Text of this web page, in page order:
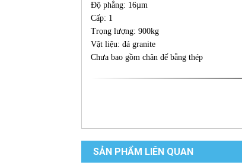
Độ phẳng: 16µm
Cấp: 1
Trọng lượng: 900kg
Vật liệu: đá granite
Chưa bao gồm chân đế bằng thép
SẢN PHẨM LIÊN QUAN